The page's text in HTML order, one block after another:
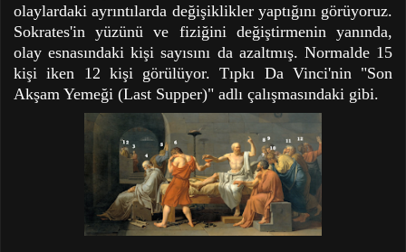
olaylardaki ayrıntılarda değişiklikler yaptığını görüyoruz.
Sokrates'in yüzünü ve fiziğini değiştirmenin yanında,
olay esnasındaki kişi sayısını da azaltmış. Normalde 15
kişi iken 12 kişi görülüyor. Tıpkı Da Vinci'nin "Son
Akşam Yemeği (Last Supper)" adlı çalışmasındaki gibi.